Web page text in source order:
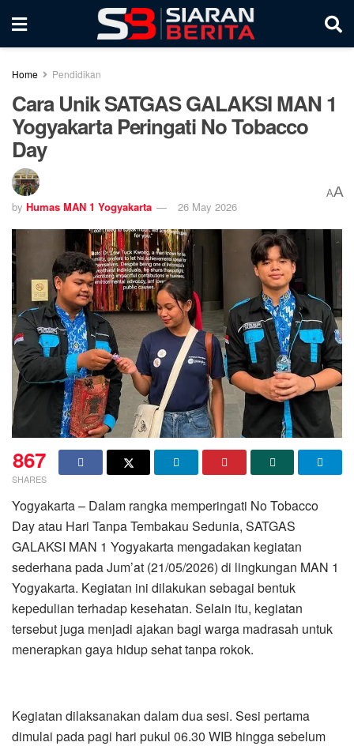
Home Pendidikan
Cara Unik SATGAS GALAKSI MAN 1
Yogyakarta Peringati No Tobacco
Day
by Humas MAN 1 Yogyakarta 26 May 2026
AA
867
SHARES
Yogyakarta – Dalam rangka memperingati No Tobacco
Day atau Hari Tanpa Tembakau Sedunia, SATGAS
GALAKSI MAN 1 Yogyakarta mengadakan kegiatan
sederhana pada Jum’at (21/05/2026) di lingkungan MAN 1
Yogyakarta. Kegiatan ini dilakukan sebagai bentuk
kepedulian terhadap kesehatan. Selain itu, kegiatan
tersebut juga menjadi ajakan bagi warga madrasah untuk
menerapkan gaya hidup sehat tanpa rokok.
Kegiatan dilaksanakan dalam dua sesi. Sesi pertama
dimulai pada pagi hari pukul 06.30 WIB hingga sebelum